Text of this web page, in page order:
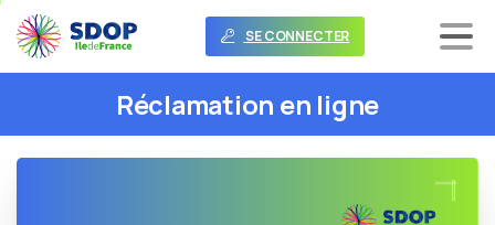
SE CONNECTER
Réclamation en ligne